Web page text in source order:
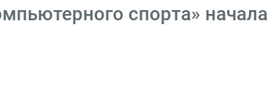
спорта» начала